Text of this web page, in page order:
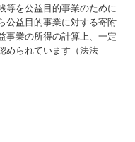
等を公益目的事業のために
公益目的事業に対する寄附
事業の所得の計算上、一定
められています（法法